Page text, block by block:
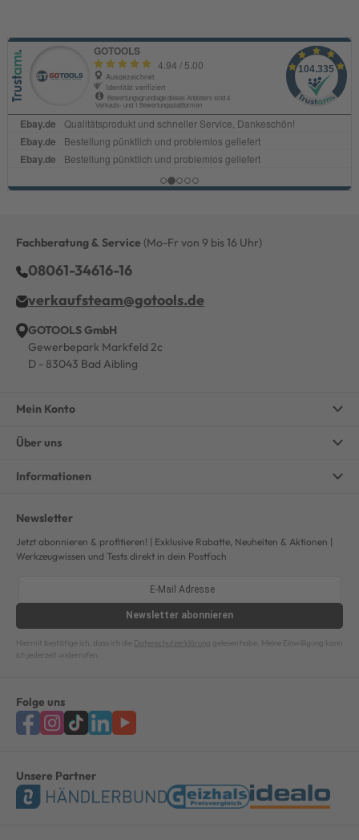
Fachberatung & Service (Mo-Fr von 9 bis 16 Uhr)
08061-34616-16
verkaufsteam@gotools.de
GOTOOLS GmbH
Gewerbepark Markfeld 2c
D - 83043 Bad Aibling
Mein Konto
Über uns
Informationen
Newsletter
Jetzt abonnieren & profitieren! | Exklusive Rabatte, Neuheiten & Aktionen |
Werkzeugwissen und Tests direkt in dein Postfach
Newsletter abonnieren
Hiermit bestätige ich, dass ich die Datenschutzerklärung gelesen habe. Meine Einwilligung kann
ich jederzeit widerrufen.
Folge uns
Unsere Partner